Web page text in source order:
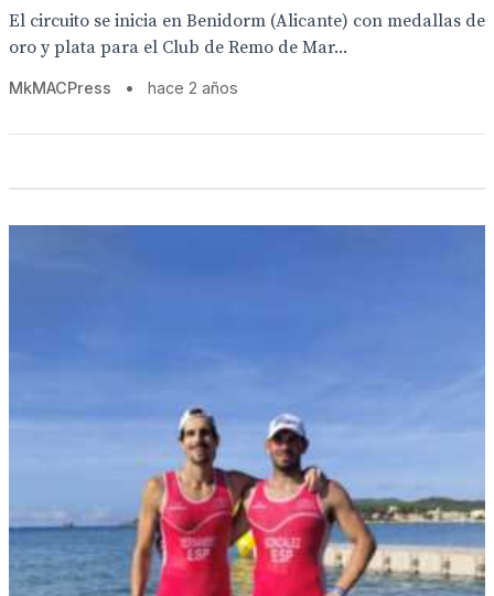
El circuito se inicia en Benidorm (Alicante) con medallas de
oro y plata para el Club de Remo de Mar...
MkMACPress • hace 2 años